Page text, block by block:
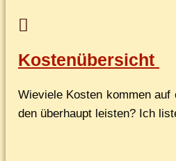
Kostenübersicht
Wie­vie­le Kos­ten kom­men
den über­haupt leis­ten? Ich